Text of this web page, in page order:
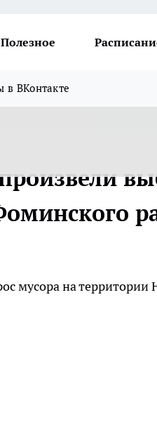
Полезное
в ВКонтакте